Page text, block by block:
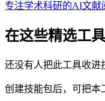
专注学术科研的AI文献
在这些精选工
还没有人把此工具收进
创建技能包后，可把本